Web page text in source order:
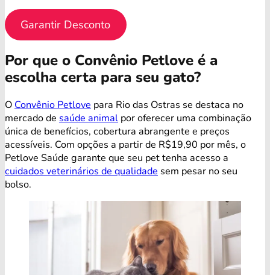
Garantir Desconto
Por que o Convênio Petlove é a
escolha certa para seu gato?
O Convênio Petlove para Rio das Ostras se destaca no
mercado de saúde animal por oferecer uma combinação
única de benefícios, cobertura abrangente e preços
acessíveis. Com opções a partir de R$19,90 por mês, o
Petlove Saúde garante que seu pet tenha acesso a
cuidados veterinários de qualidade sem pesar no seu
bolso.